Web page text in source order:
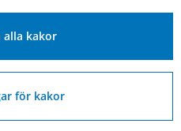
enrapport om Skaraborgs
alla kakor
för kakor